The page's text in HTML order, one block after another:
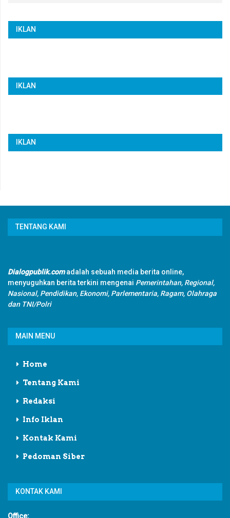
IKLAN
IKLAN
IKLAN
TENTANG KAMI
Dialogpublik.comadalah sebuah media berita online,
menyuguhkan berita terkini mengenai Pemerintahan, Regional,
Nasional, Pendidikan, Ekonomi, Parlementaria, Ragam, Olahraga
dan TNI/Polri
MAIN MENU
Home
Tentang Kami
Redaksi
Info Iklan
Kontak Kami
Pedoman Siber
KONTAK KAMI
Office: